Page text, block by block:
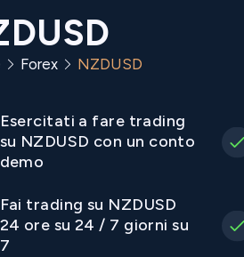
Forex NZDUSD
Esercitati a fare trading
su NZDUSD con un conto
demo
Fai trading su NZDUSD
24 ore su 24 / 7 giorni su
7